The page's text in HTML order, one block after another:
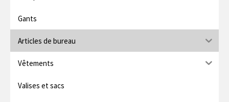
Gants
Articles de bureau
Vêtements
Valises et sacs